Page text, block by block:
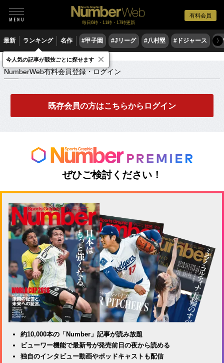
有料会員
毎日6時・11時・17時更新
最新 ランキング 名作 #甲子園 #Jリーグ #八村塁 #ドジャース #
〉
NumberWeb有料会員登録・ログイン
NumberWeb有料会員登録・ログイン
既存会員の方はこちらからログイン
ぜひご検討ください！
約10,000本の「Number」記事が読み放題
ビューワー機能で最新号が発売前日の夜から読める
独自のインタビュー動画やポッドキャストも配信
今人気の記事が競技ごとに探せます ×